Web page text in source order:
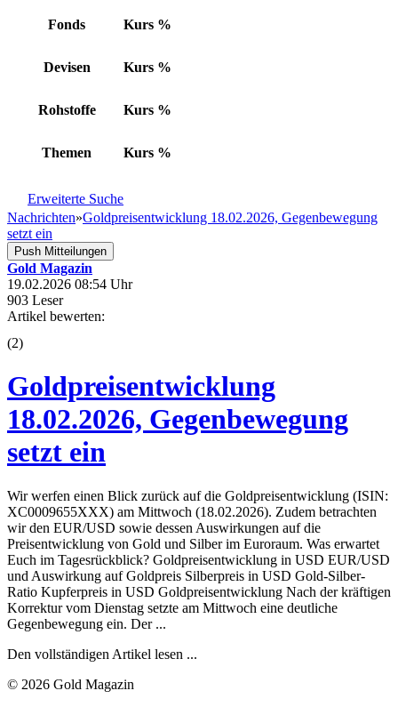
Fonds Kurs %
Devisen Kurs %
Rohstoffe Kurs %
Themen Kurs %
Erweiterte Suche
Nachrichten»Goldpreisentwicklung 18.02.2026, Gegenbewegung
setzt ein
Push Mitteilungen
Gold Magazin
19.02.2026 08:54 Uhr
903 Leser
Artikel bewerten:
(2)
Goldpreisentwicklung
18.02.2026, Gegenbewegung
setzt ein
Wir werfen einen Blick zurück auf die Goldpreisentwicklung (ISIN:
XC0009655XXX) am Mittwoch (18.02.2026). Zudem betrachten
wir den EUR/USD sowie dessen Auswirkungen auf die
Preisentwicklung von Gold und Silber im Euroraum. Was erwartet
Euch im Tagesrückblick? Goldpreisentwicklung in USD EUR/USD
und Auswirkung auf Goldpreis Silberpreis in USD Gold-Silber-
Ratio Kupferpreis in USD Goldpreisentwicklung Nach der kräftigen
Korrektur vom Dienstag setzte am Mittwoch eine deutliche
Gegenbewegung ein. Der ...
Den vollständigen Artikel lesen ...
© 2026 Gold Magazin